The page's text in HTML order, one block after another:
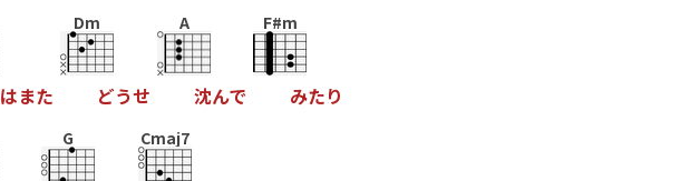
はまた
Dm
どうせ
A
沈んで
F#m
みたり
G Cmaj7